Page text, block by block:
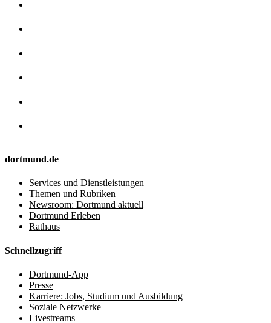
dortmund.de
Services und Dienstleistungen
Themen und Rubriken
Newsroom: Dortmund aktuell
Dortmund Erleben
Rathaus
Schnellzugriff
Dortmund-App
Presse
Karriere: Jobs, Studium und Ausbildung
Soziale Netzwerke
Livestreams